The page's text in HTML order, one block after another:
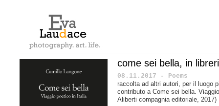
come sei bella, in
08.11.2017 - Poems
raccolta ad altri autori, per il luogo
contributo a Come sei bella.
Aliberti compagnia editoriale, 2017)